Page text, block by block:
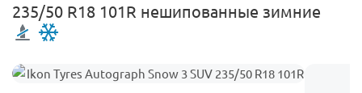
235/50 R18 101R нешипованные зимние